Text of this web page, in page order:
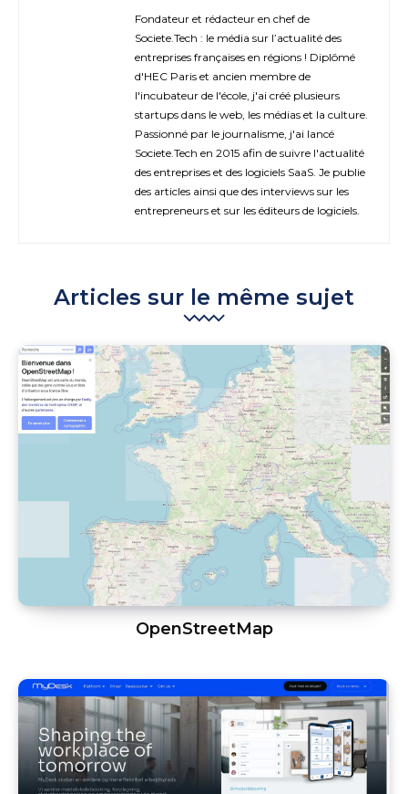
Fondateur et rédacteur en chef de
Societe.Tech : le média sur l’actualité des
entreprises françaises en régions ! Diplômé
d'HEC Paris et ancien membre de
l'incubateur de l'école, j'ai créé plusieurs
startups dans le web, les médias et la culture.
Passionné par le journalisme, j'ai lancé
Societe.Tech en 2015 afin de suivre l'actualité
des entreprises et des logiciels SaaS. Je publie
des articles ainsi que des interviews sur les
entrepreneurs et sur les éditeurs de logiciels.
Articles sur le même sujet
OpenStreetMap